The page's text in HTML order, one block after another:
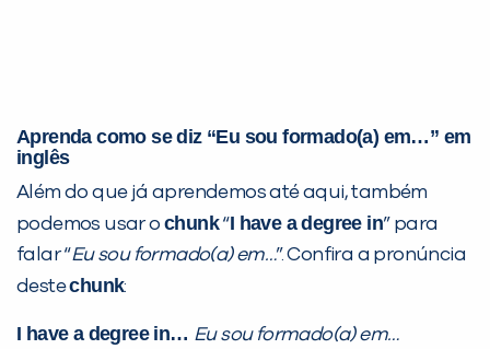
Aprenda como se diz “Eu sou formado(a) em…” em
inglês
Além do que já aprendemos até aqui, também
podemos usar o chunk“I have a degree in” para
falar “Eu sou formado(a) em…”. Confira a pronúncia
destechunk:
I have a degree in… Eu sou formado(a) em…